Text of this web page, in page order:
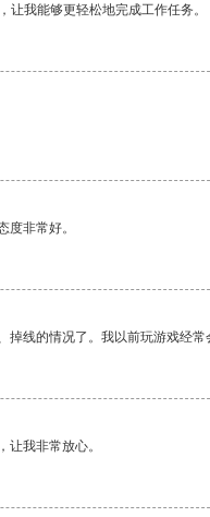
我能够更轻松地完成工作任务。
非常好。
线的情况了。我以前玩游戏经
我非常放心。